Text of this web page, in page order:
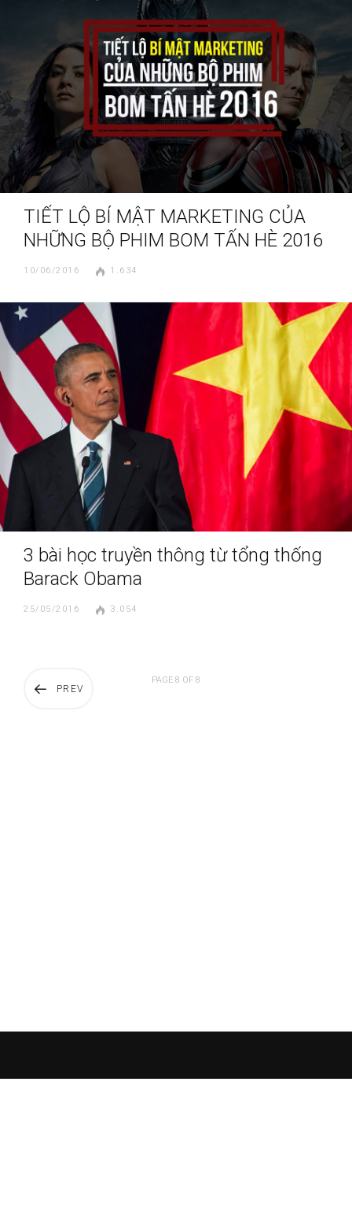
TIẾT LỘ BÍ MẬT MARKETING CỦA
NHỮNG BỘ PHIM BOM TẤN HÈ 2016
10/06/2016 1.634
3 bài học truyền thông từ tổng thống
Barack Obama
25/05/2016 3.054
PREV
PAGE 8 OF 8